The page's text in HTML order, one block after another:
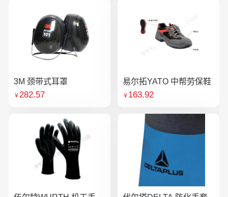
3M 颈带式耳罩
￥282.57
易尔拓YATO 中帮劳保鞋
￥ 163.92